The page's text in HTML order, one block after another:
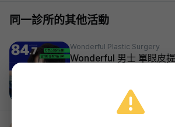
同一診所的其他活動
Wonderful Plastic Surgery
Wonderful 男士 單眼皮